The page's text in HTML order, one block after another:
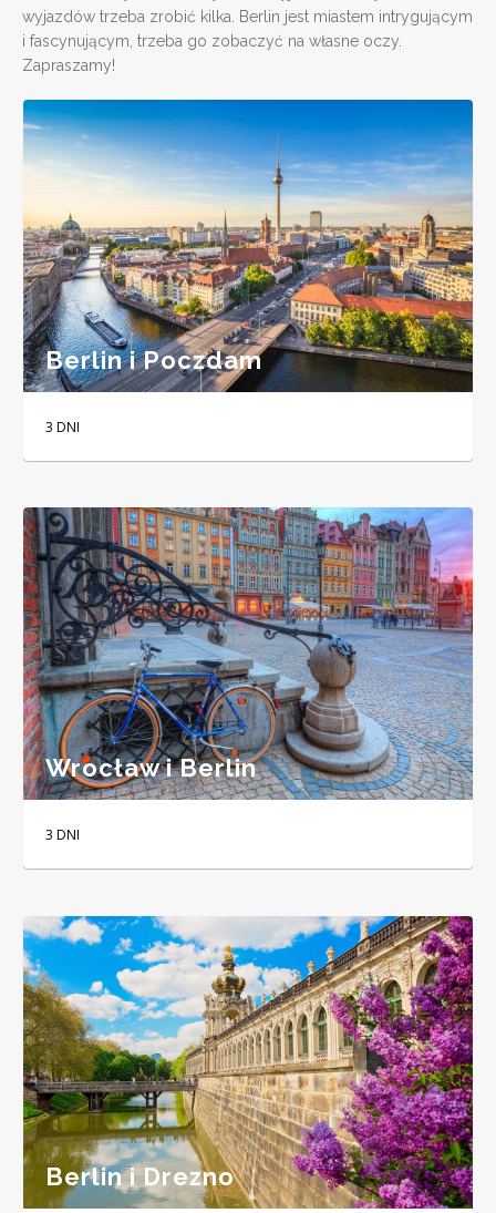
wyjazdów trzeba zrobić kilka. Berlin jest miastem intrygującym
i fascynującym, trzeba go zobaczyć na własne oczy.
Zapraszamy!
Berlin i Poczdam
3 DNI
Wrocław i Berlin
3 DNI
Berlin i Drezno